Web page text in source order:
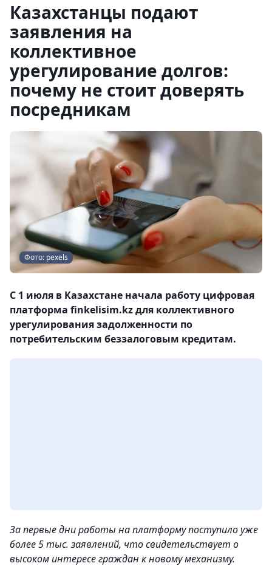
Казахстанцы подают
заявления на
коллективное
урегулирование долгов:
почему не стоит доверять
посредникам
Фото: pexels
С 1 июля в Казахстане начала работу цифровая
платформа finkelisim.kz для коллективного
урегулирования задолженности по
потребительским беззалоговым кредитам.
За первые дни работы на платформу поступило уже
более 5 тыс. заявлений, что свидетельствует о
высоком интересе граждан к новому механизму.